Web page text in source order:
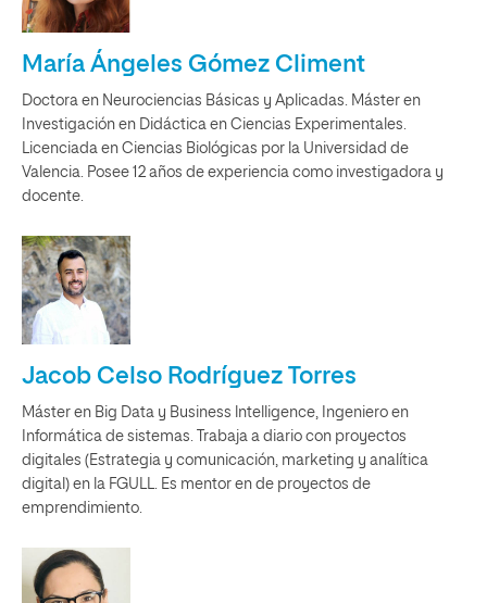
María Ángeles Gómez Climent
Doctora en Neurociencias Básicas y Aplicadas. Máster en
Investigación en Didáctica en Ciencias Experimentales.
Licenciada en Ciencias Biológicas por la Universidad de
Valencia. Posee 12 años de experiencia como investigadora y
docente.
Jacob Celso Rodríguez Torres
Máster en Big Data y Business lntelligence, Ingeniero en
Informática de sistemas. Trabaja a diario con proyectos
digitales (Estrategia y comunicación, marketing y analítica
digital) en la FGULL. Es mentor en de proyectos de
emprendimiento.